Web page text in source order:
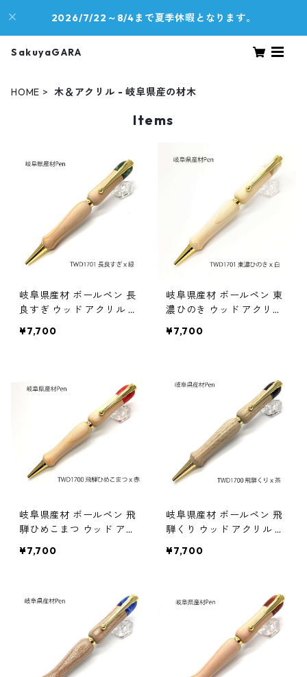
2026/7/22～8/4まで夏季休暇となります。
SakuyaGARA
HOME 木＆アクリル - 岐阜県産の材木
Items
岐阜県産材 ボールペン 長
良すぎ ウッド アクリル 木
プ TWD1701
¥7,700
岐阜県産材 ボールペン 東
濃ひのき ウッド アクリル
イプ TWD1701
¥7,700
岐阜県産材 ボールペン 飛
騨ひめこまつ ウッド アク
スタイプ TWD1700
¥7,700
岐阜県産材 ボールペン 飛
騨くり ウッド アクリル 木
プ TWD1700
¥7,700